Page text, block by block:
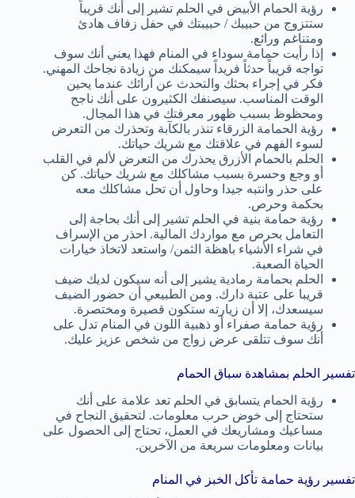
رؤية الحمام الأبيض في الحلم تشير إلى أنك قريباً
ستتزوج من حبيبك / حبيبتك في حفل زفاف هادئ
ومتناغم ورائع.
إذا رأيت حمامة سوداء في المنام فهذا يعني أنك سوف
تواجه قريباً حدثاً فريداً سيمكنك من زيادة نجاحك المهني.
فكر في إجراء بحثك والتحدث عن آرائك عندما يحين
الوقت المناسب. سيصنفك الكثيرون على أنك ناجح
ومحظوظ بسبب ظهور معرفتك في هذا المجال.
رؤية الحمامة الزرقاء تنذر بالكآبة وتحذرك من التعرض
لسوء الفهم في علاقتك مع شريك حياتك.
الحلم بالحمام الأزرق يحذرك من التعرض لألم في القلب
أو وجع وحسرة بسبب مشاكلك مع شريك حياتك. كن
على حذر وانتبه جيدا وحاول أن تحل مشاكلك معه
بحكمة وحرص.
رؤية حمامة بنية في الحلم تشير إلى أنك بحاجة إلى
التعامل بحرص مع مواردك المالية. احذر من الإسراف
في شراء الأشياء باهظة الثمن/ واستعد لاتخاذ خيارات
الحياة الصعبة.
الحلم بحمامة رمادية يشير إلى أنه سيكون لديك ضيف
قريبا على عتبة دارك. ومن الطبيعي أن حضور الضيف
سيسعدك، إلا أن زيارته ستكون قصيرة ومختصرة.
رؤية حمامة صفراء أو ذهبية اللون في المنام تدل على
أنك سوف تتلقى عرض زواج من شخص عزيز عليك.
تفسير الحلم بمشاهدة سباق الحمام
رؤية الحمام يتسابق في الحلم تعد علامة على أنك
ستحتاج إلى خوض حرب معلومات. لتحقيق النجاح في
مساعيك ومشاريعك في العمل، تحتاج إلى الحصول على
بيانات ومعلومات سريعة من الآخرين.
تفسير رؤية حمامة تأكل الخبز في المنام